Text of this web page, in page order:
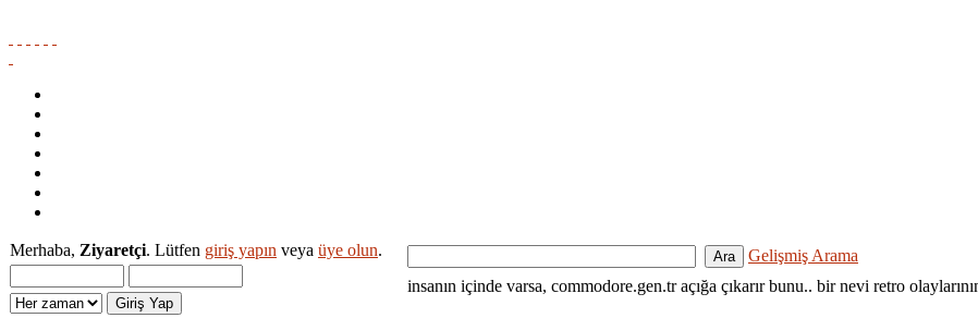
Merhaba, Ziyaretçi. Lütfen giriş yapın veya üye olun.
Gelişmiş Arama
insanın içinde varsa, commodore.gen.tr açığa çıkarır bunu.. bir nevi retro